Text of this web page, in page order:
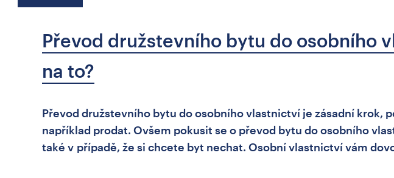
Převod družstevního bytu do osobního
na to?
Převod družstevního bytu do osobního vlastnictví je zásadní krok,
například prodat. Ovšem pokusit se o převod bytu do osobního
také v případě, že si chcete byt nechat. Osobní vlastnictví vám